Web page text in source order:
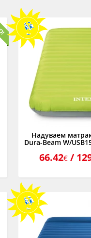
Надуваем
Dura-Beam W/
66.42€/